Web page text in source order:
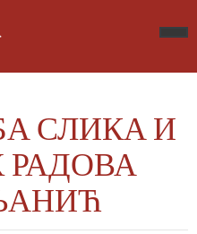
СЛИКА И
РАДОВА